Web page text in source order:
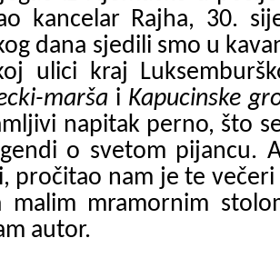
kancelar Rajha, 30.
dana sjedili smo u
ulici kraj
marša i Kapucinske
napitak perno, što
o svetom pijancu.
pročitao nam je te večeri
mramornim
autor.